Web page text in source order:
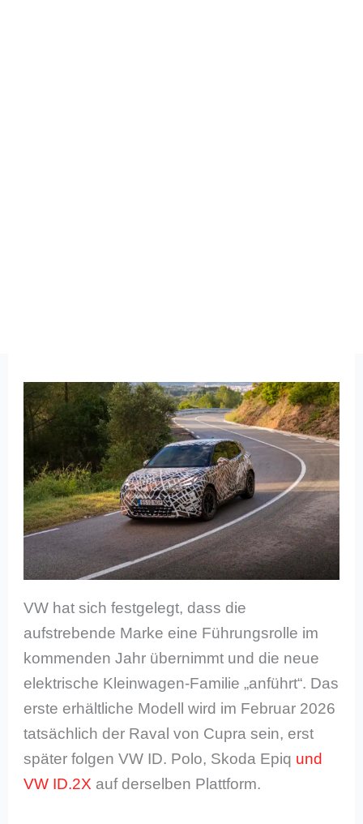
VW hat sich festgelegt, dass die
aufstrebende Marke eine Führungsrolle im
kommenden Jahr übernimmt und die neue
elektrische Kleinwagen-Familie „anführt“. Das
erste erhältliche Modell wird im Februar 2026
tatsächlich der Raval von Cupra sein, erst
später folgen VW ID. Polo, Skoda Epiq und
VW ID.2X auf derselben Plattform.